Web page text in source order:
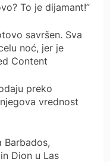
To je dijamant!”
savršen. Sva
noć, jer je
Content
preko
vrednost
Barbados,
Dion u Las